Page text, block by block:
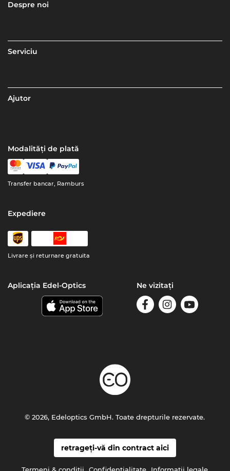
Despre noi
Serviciu
Ajutor
Modalități de plată
Transfer bancar, Ramburs
Expediere
Livrare şi returnare gratuita
Aplicația Edel-Optics Ne vizitați
retrageți-vă din contract aici
Termeni & condiţii Confidenţialitate Informaţii legale
© 2026, Edeloptics GmbH. Toate drepturile rezervate.